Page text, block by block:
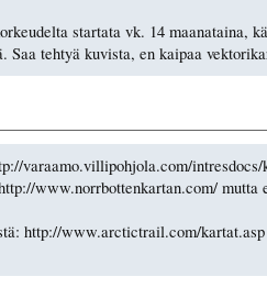
startata vk. 14
Saa tehtyä kuvista, en kaipaa
varaamo.villipohjola.com/
www.norrbottenkartan.com/
http://www.arctictrail.com/kartat.asp